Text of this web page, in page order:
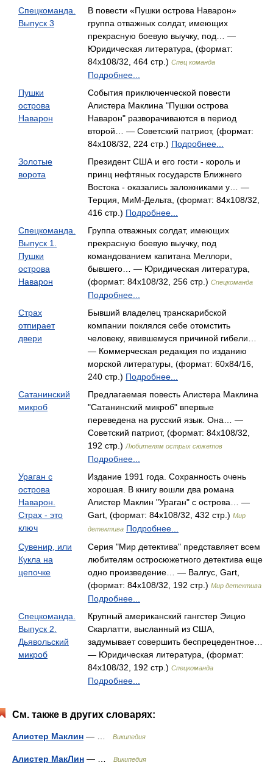
Спецкоманда.
Выпуск 3
В повести «Пушки острова Наварон»
группа отважных солдат, имеющих
прекрасную боевую выучку, под… —
Юридическая литература, (формат:
84x108/32, 464 стр.) Спец команда
Подробнее...
Пушки
острова
Наварон
События приключенческой повести
Алистера Маклина "Пушки острова
Наварон" разворачиваются в период
второй… — Советский патриот, (формат:
84x108/32, 224 стр.) Подробнее...
Золотые
ворота
Президент США и его гости - король и
принц нефтяных государств Ближнего
Востока - оказались заложниками у… —
Терция, МиМ-Дельта, (формат: 84x108/32,
416 стр.) Подробнее...
Спецкоманда.
Выпуск 1.
Пушки
острова
Наварон
Группа отважных солдат, имеющих
прекрасную боевую выучку, под
командованием капитана Меллори,
бывшего… — Юридическая литература,
(формат: 84x108/32, 256 стр.) Спецкоманда
Подробнее...
Страх
отпирает
двери
Бывший владелец транскарибской
компании поклялся себе отомстить
человеку, явившемуся причиной гибели…
— Коммерческая редакция по изданию
морской литературы, (формат: 60x84/16,
240 стр.) Подробнее...
Сатанинский
микроб
Предлагаемая повесть Алистера Маклина
"Сатанинский микроб" впервые
переведена на русский язык. Она… —
Советский патриот, (формат: 84x108/32,
192 стр.) Любителям острых сюжетов
Подробнее...
Ураган с
острова
Наварон.
Страх - это
ключ
Издание 1991 года. Сохранность очень
хорошая. В книгу вошли два романа
Алистер Маклин "Ураган" с острова… —
Gart, (формат: 84x108/32, 432 стр.) Мир
детектива Подробнее...
Сувенир, или
Кукла на
цепочке
Серия "Мир детектива" представляет всем
любителям остросюжетного детектива еще
одно произведение… — Валгус, Gart,
(формат: 84x108/32, 192 стр.) Мир детектива
Подробнее...
Спецкоманда.
Выпуск 2.
Дьявольский
микроб
Крупный американский гангстер Эицио
Скарлатти, высланный из США,
задумывает совершить беспрецедентное…
— Юридическая литература, (формат:
84x108/32, 192 стр.) Спецкоманда
Подробнее...
См. также в других словарях:
Алистер Маклин — … Википедия
Алистер МакЛин — … Википедия